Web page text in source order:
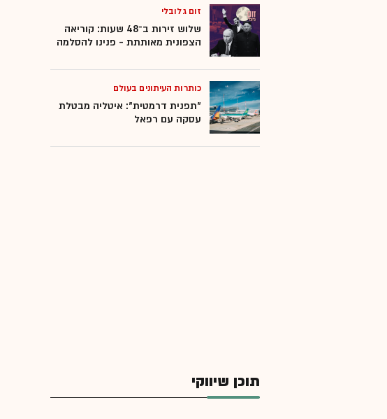
זום גלובלי
שלוש זירות ב־48 שעות: קוריאה
הצפונית מאותתת - פנינו להסלמה
כותרות העיתונים בעולם
"תפנית דרמטית": איטליה מבטלת
עסקה עם רפאל
תוכן שיווקי